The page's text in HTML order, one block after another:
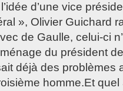
d’une vice
», Olivier Guichard
de Gaulle, celui-ci
du président
déjà des problèmes
homme.Et